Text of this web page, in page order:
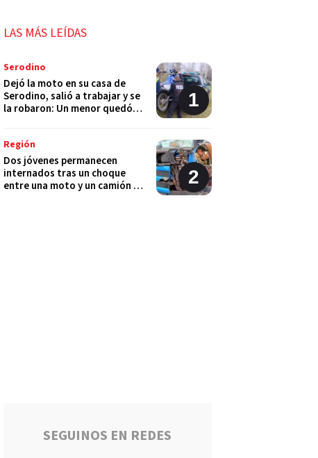
LAS MÁS LEÍDAS
Serodino
Dejó la moto en su casa de
Serodino, salió a trabajar y se
la robaron: Un menor quedó
Región
Dos jóvenes permanecen
internados tras un choque
entre una moto y un camión en
"Solo quería darle una
oportunidad"SEGUINOS EN REDES